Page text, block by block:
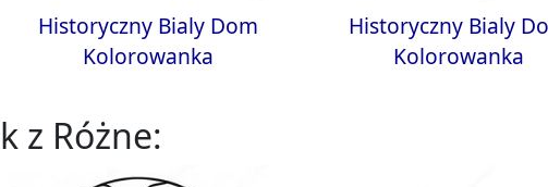
Historyczny Bialy Dom
Kolorowanka
Historyczny Bialy
Kolorowanka
z Różne: